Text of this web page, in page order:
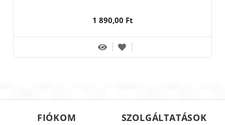
1 890,00 Ft
FIÓKOM SZOLGÁLTATÁSOK